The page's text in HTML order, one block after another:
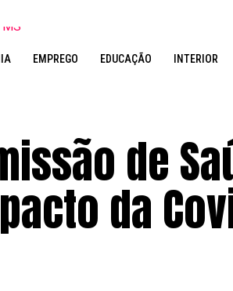
EMPREGO EDUCAÇÃO INTERIOR
de
da